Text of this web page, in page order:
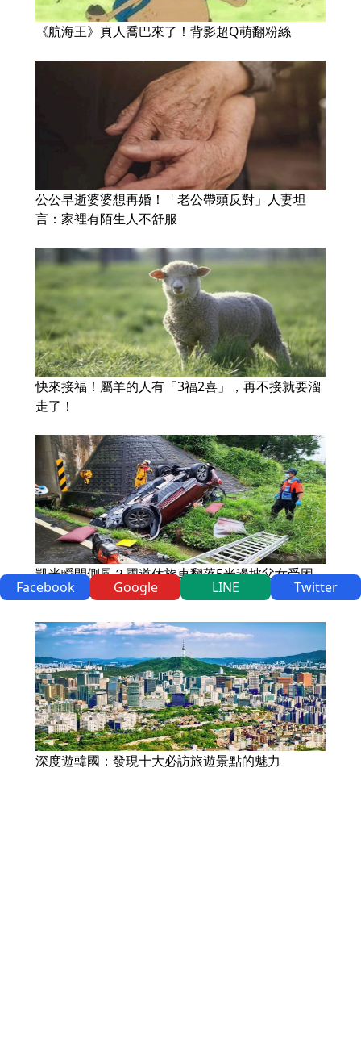
《航海王》真人喬巴來了！背影超Q萌翻粉絲
公公早逝婆婆想再婚！「老公帶頭反對」人妻坦
言：家裡有陌生人不舒服
快來接福！屬羊的人有「3福2喜」，再不接就要溜
走了！
凱米瞬間側風？國道休旅車翻落5米邊坡父女受困
驚險畫面曝光
深度遊韓國：發現十大必訪旅遊景點的魅力
Facebook Google LINE Twitter